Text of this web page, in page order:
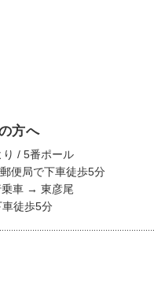
方へ
/ 5番ポール
便局で下車徒歩5分
乗車 → 東彦尾
車徒歩5分